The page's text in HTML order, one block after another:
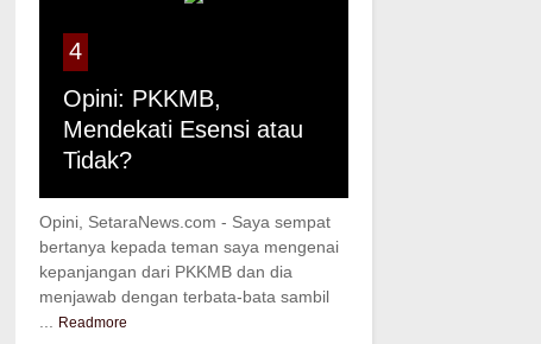
4
Opini: PKKMB,
Mendekati Esensi atau
Tidak?
Opini, SetaraNews.com - Saya sempat
bertanya kepada teman saya mengenai
kepanjangan dari PKKMB dan dia
menjawab dengan terbata-bata sambil
Readmore